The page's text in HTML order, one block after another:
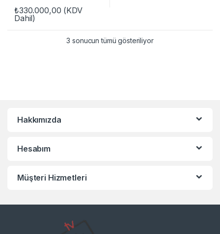
₺330.000,00 (KDV
Dahil)
3 sonucun tümü gösteriliyor
Hakkımızda
Hesabım
Müşteri Hizmetleri